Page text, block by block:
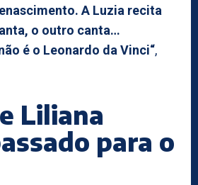
A Luzia recita
o outro canta…
é o Leonardo da Vinci“,
Liliana
para o